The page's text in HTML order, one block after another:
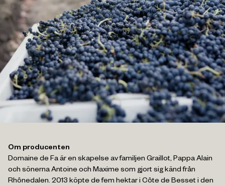
Välkommen till vinklubben som
ger dig vintips och vinspiration
från vinets värld!
Om producenten
Domaine de Fa är en skapelse av familjen Graillot, Pappa Alain
och sönerna Antoine och Maxime som gjort sig känd från
Rhônedalen. 2013 köpte de fem hektar i Côte de Besset i den